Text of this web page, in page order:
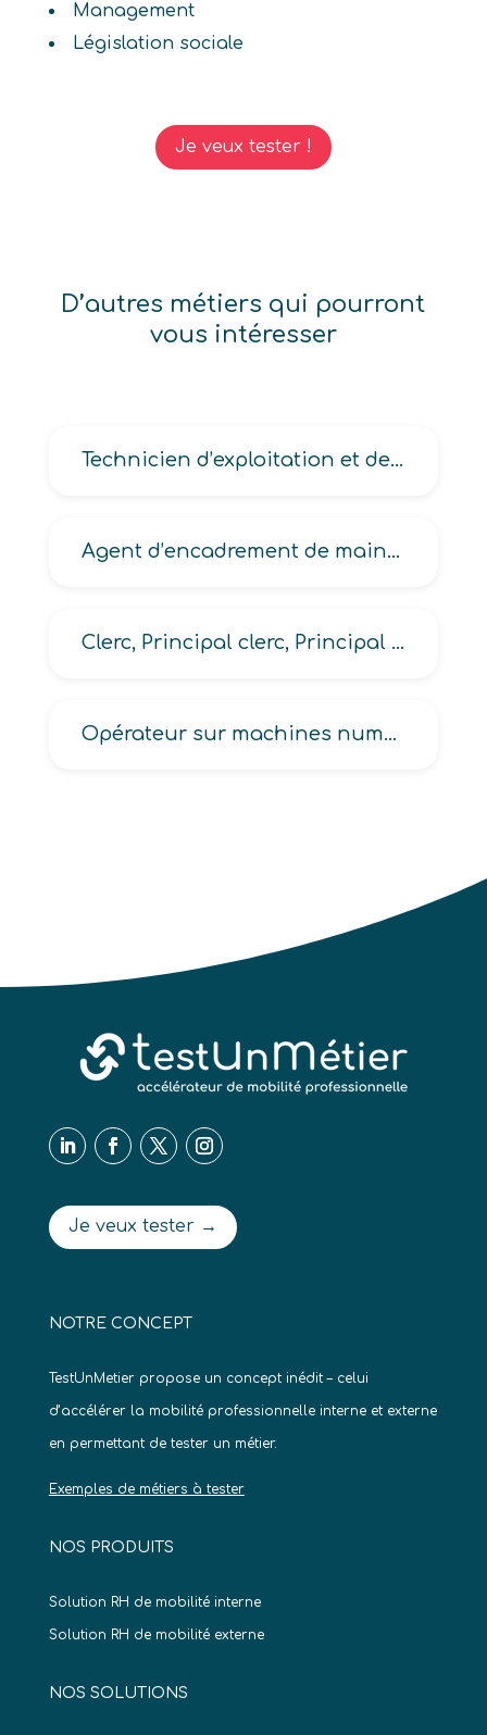
Management
Législation sociale
Je veux tester !
D’autres métiers qui pourront
vous intéresser
Technicien d’exploitation et de maintenance des équipements audiovisuels
Agent d’encadrement de maintenance, d’installation en froid et climatisation
Clerc, Principal clerc, Principal clerc adjoint, Premier clerc
Opérateur sur machines numériques de reprographie, sur photocopie, sur photocopieurs
Je veux tester →
NOTRE CONCEPT
TestUnMetier propose un concept inédit – celui
d’accélérer la mobilité professionnelle interne et externe
en permettant de tester un métier.
Exemples de métiers à tester
NOS PRODUITS
Solution RH de mobilité interne
Solution RH de mobilité externe
NOS SOLUTIONS